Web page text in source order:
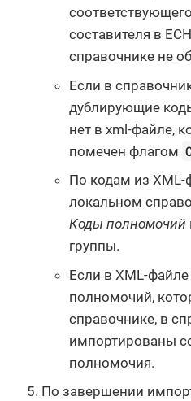
составителя в
справочнике не
Если в
дублирующие
нет в xml-файле,
помечен флагом
По кодам из XML-
локальном
Коды полномочий
группы.
Если в XML-
полномочий,
справочнике, в
импортированы
полномочия.
По завершении